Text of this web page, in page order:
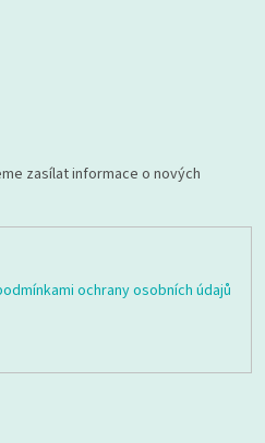
zasílat informace o nových
ochrany osobních údajů